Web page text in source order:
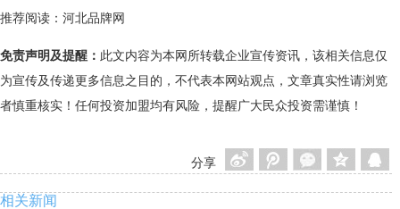
推荐阅读： 河北品牌网
免责声明及提醒： 此文内容为本网所转载企业宣传资讯，该相关信息仅
为宣传及传递更多信息之目的，不代表本网站观点，文章真实性请浏览
者慎重核实！任何投资加盟均有风险，提醒广大民众投资需谨慎！
分享
相关新闻